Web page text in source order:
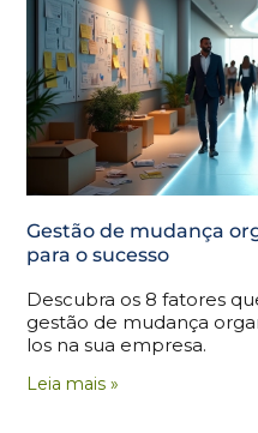
Gestão de mudança
para o sucesso
Descubra os 8 fatores
gestão de mudança
los na sua empresa.
Leia mais »